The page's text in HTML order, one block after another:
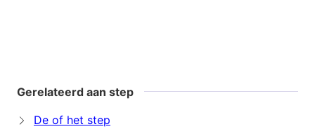
Gerelateerd aan step
De of het step